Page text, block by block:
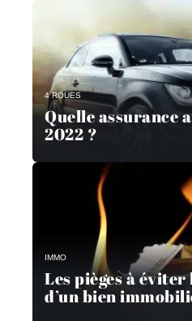
4 ROUES
Quelle assurance
2022 ?
IMMO
Les pièges à éviter
d’un bien